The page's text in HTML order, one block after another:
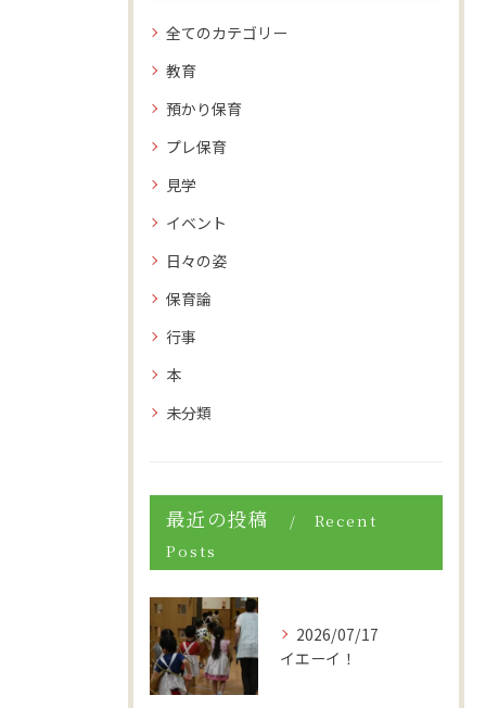
全てのカテゴリー
教育
預かり保育
プレ保育
見学
イベント
日々の姿
保育論
行事
本
未分類
最近の投稿
Recent
Posts
2026/07/17
イエーイ！